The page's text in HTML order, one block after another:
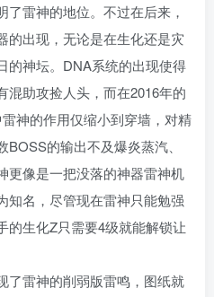
雷神的地位。不过在后来，
的出现，无论是在生化还是灾
的神坛。DNA系统的出现使得
混助攻捡人头，而在2016年的
神的作用仅缩小到穿墙，对精
的输出不及爆炎蒸汽、
更像是一把没落的神器雷神机
知名，尽管现在雷神只能勉强
的生化Z只需要4级就能解锁让
了雷神的削弱版雷鸣，图纸就